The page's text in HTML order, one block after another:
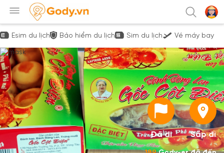
Esim du lịch Bảo hiểm du lịch Sim du lịch Vé máy bay
Đã đi Sắp đi